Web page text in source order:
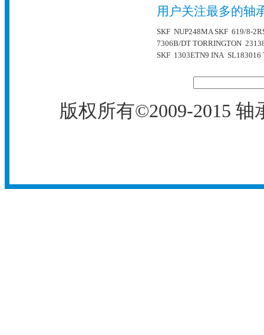
用户关注最多的轴
SKF NUP248MA SKF 619/8-
7306B/DT TORRINGTON
SKF 1303ETN9 INA SL183016
版权所有©2009-2015 轴